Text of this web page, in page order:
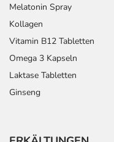
Melatonin Spray
Kollagen
Vitamin B12 Tabletten
Omega 3 Kapseln
Laktase Tabletten
Ginseng